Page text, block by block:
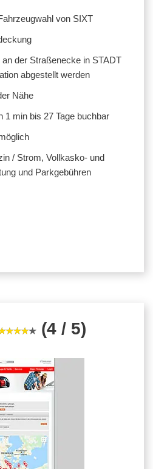
von SIXT
der Straßenecke in STADT
abgestellt werden
Nähe
1 min bis 27 Tage buchbar
/ Strom, Vollkasko- und
und Parkgebühren
(4 / 5)